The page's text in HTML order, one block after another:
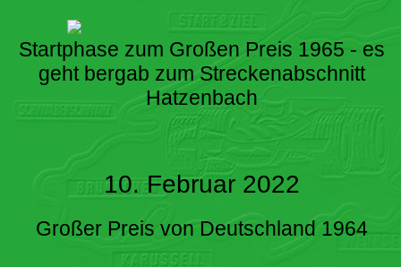
Startphase zum Großen Preis 1965 - es
geht bergab zum Streckenabschnitt
Hatzenbach
10. Februar 2022
Großer Preis von Deutschland 1964